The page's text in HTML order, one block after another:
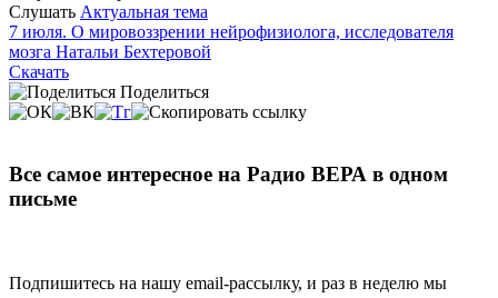
Слушать Актуальная тема
7 июля. О мировоззрении нейрофизиолога, исследователя
мозга Натальи Бехтеровой
Скачать
Поделиться
Все самое интересное на Радио ВЕРА в одном
письме
Подпишитесь на нашу email-рассылку, и раз в неделю мы